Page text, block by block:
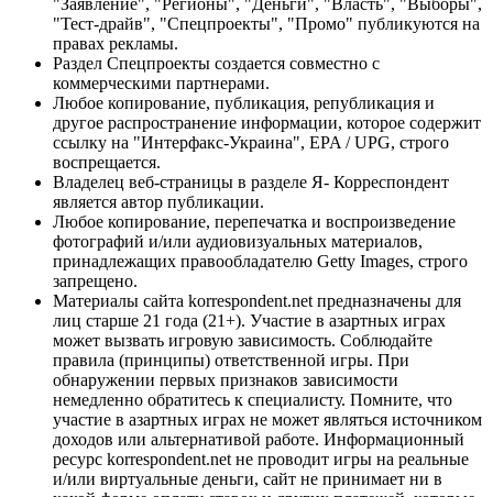
"Тест-драйв", "Спецпроекты", "Промо" публикуются на
правах рекламы.
Раздел Спецпроекты создается совместно с
коммерческими партнерами.
Любое копирование, публикация, републикация и
другое распространение информации, которое содержит
ссылку на "Интерфакс-Украина", EPA / UPG, строго
воспрещается.
Владелец веб-страницы в разделе Я- Корреспондент
является автор публикации.
Любое копирование, перепечатка и воспроизведение
фотографий и/или аудиовизуальных материалов,
принадлежащих правообладателю Getty Images, строго
запрещено.
Материалы сайта korrespondent.net предназначены для
лиц старше 21 года (21+). Участие в азартных играх
может вызвать игровую зависимость. Соблюдайте
правила (принципы) ответственной игры. При
обнаружении первых признаков зависимости
немедленно обратитесь к специалисту. Помните, что
участие в азартных играх не может являться источником
доходов или альтернативой работе. Информационный
ресурс korrespondent.net не проводит игры на реальные
и/или виртуальные деньги, сайт не принимает ни в